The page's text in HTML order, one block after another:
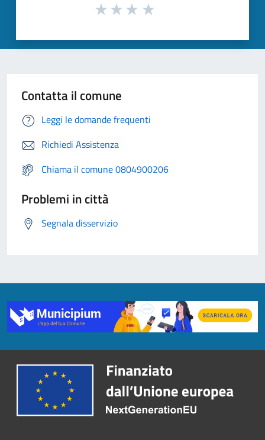
Contatta il comune
Leggi le domande frequenti
Richiedi Assistenza
Chiama il comune 0804900206
Problemi in città
Segnala disservizio